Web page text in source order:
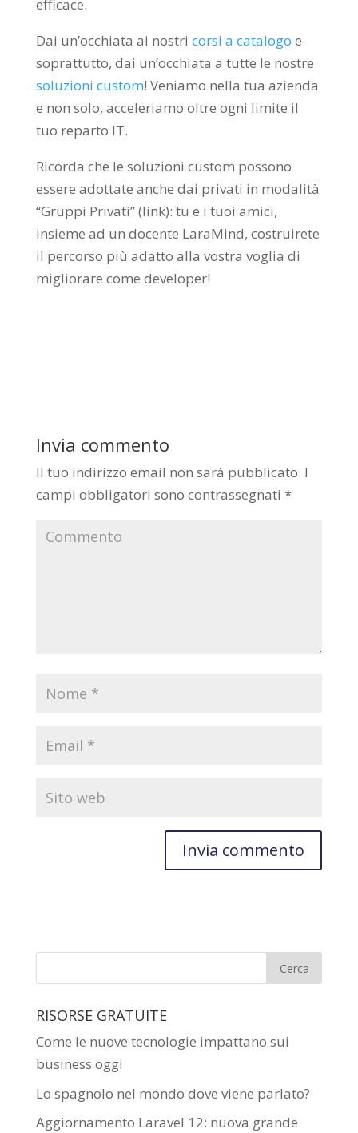
efficace.
Dai un’occhiata ai nostri corsi a catalogo e
soprattutto, dai un’occhiata a tutte le nostre
soluzioni custom! Veniamo nella tua azienda
e non solo, acceleriamo oltre ogni limite il
tuo reparto IT.
Ricorda che le soluzioni custom possono
essere adottate anche dai privati in modalità
“Gruppi Privati” (link): tu e i tuoi amici,
insieme ad un docente LaraMind, costruirete
il percorso più adatto alla vostra voglia di
migliorare come developer!
Invia commento
Il tuo indirizzo email non sarà pubblicato. I
campi obbligatori sono contrassegnati *
RISORSE GRATUITE
Come le nuove tecnologie impattano sui
business oggi
Lo spagnolo nel mondo dove viene parlato?
Aggiornamento Laravel 12: nuova grande